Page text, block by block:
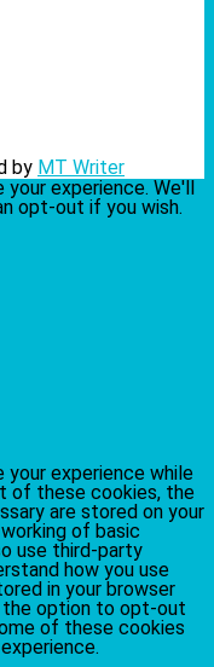
by MT Writer
experience. We'll
opt-out if you wish.
experience while
of these cookies, the
are stored on your
of basic
use third-party
how you use
in your browser
the option to opt-out
of these cookies